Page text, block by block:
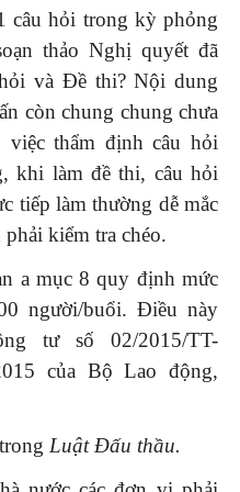
câu hỏi trong kỳ phỏng
thảo Nghị quyết đã
và Đề thi? Nội dung
còn chung chung chưa
thẩm định câu hỏi
khi làm đề thi, câu hỏi
tiếp làm thường dễ mắc
kiểm tra chéo.
a mục 8 quy định mức
người/buổi. Điều này
tư số 02/2015/TT-
của Bộ Lao động,
Luật Đấu thầu.